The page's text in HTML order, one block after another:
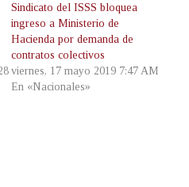
Sindicato del ISSS bloquea
ingreso a Ministerio de
Hacienda por demanda de
contratos colectivos
viernes, 17 mayo 2019 7:47 AM
En «Nacionales»